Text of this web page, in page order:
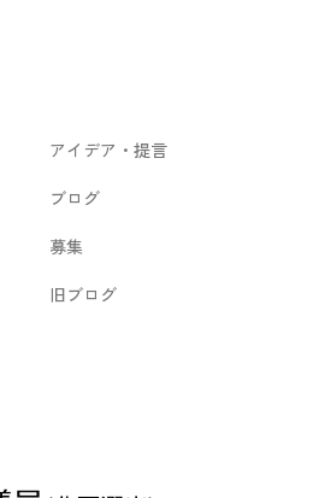
アイデア・提言
ブログ
募集
旧ブログ